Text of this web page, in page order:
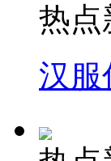
热点
汉服